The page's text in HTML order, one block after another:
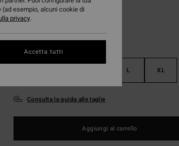
L XL
Consulta la guida alle taglie
Aggiungi al carrello
esempio, alcuni cookie di
privacy.
Accetta tutti